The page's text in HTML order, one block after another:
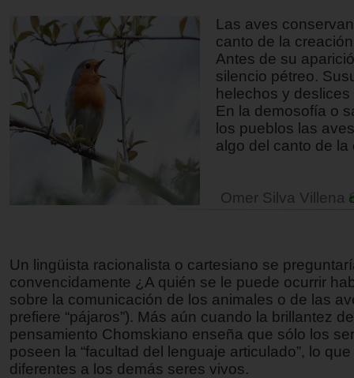
Las aves
canto de la
Antes de su
silencio pétreo.
helechos y
En la demosofía o
los pueblos las
algo del canto de la
Omer Silva Villena
Un lingüista racionalista o cartesiano se
convencidamente ¿A quién se le puede ocurrir
sobre la comunicación de los animales o de las
prefiere “pájaros”). Más aún cuando la brillantez
pensamiento Chomskiano enseña que sólo los
poseen la “facultad del lenguaje articulado”, lo
diferentes a los demás seres vivos.